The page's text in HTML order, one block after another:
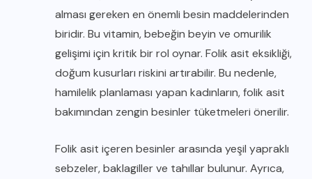
alması gereken en önemli besin maddelerinden
biridir. Bu vitamin, bebeğin beyin ve omurilik
gelişimi için kritik bir rol oynar. Folik asit eksikliği,
doğum kusurları riskini artırabilir. Bu nedenle,
hamilelik planlaması yapan kadınların, folik asit
bakımından zengin besinler tüketmeleri önerilir.
Folik asit içeren besinler arasında yeşil yapraklı
sebzeler, baklagiller ve tahıllar bulunur. Ayrıca,